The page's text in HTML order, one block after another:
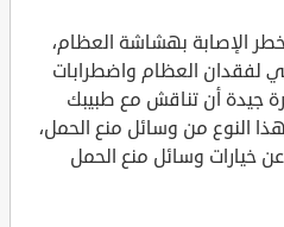
الإصابة بهشاشة العظام،
لفقدان العظام واضطرابات
جيدة أن تناقش مع طبيبك
النوع من وسائل منع الحمل،
خيارات وسائل منع الحمل